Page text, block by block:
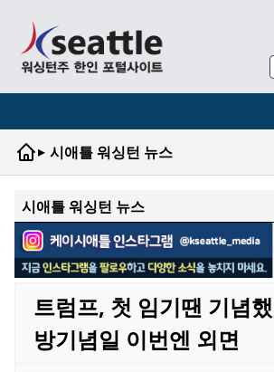
▸ 시애틀 워싱턴 뉴스
시애틀 워싱턴 뉴스
트럼프, 첫 임기땐 기념
방기념일 이번엔 외면